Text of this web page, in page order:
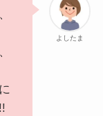
よしたま